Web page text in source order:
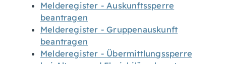
Melderegister - Auskunftssperre
beantragen
Melderegister - Gruppenauskunft
beantragen
Melderegister - Übermittlungssperre